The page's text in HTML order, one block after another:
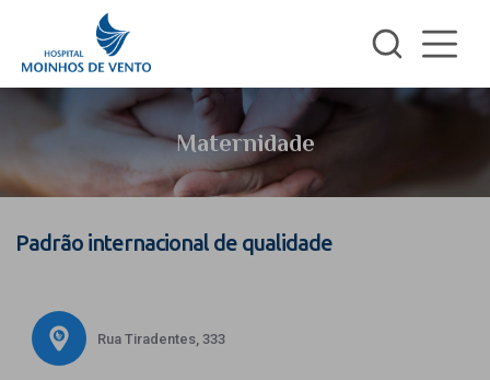
Maternidade
Padrão internacional de qualidade
Rua Tiradentes, 333